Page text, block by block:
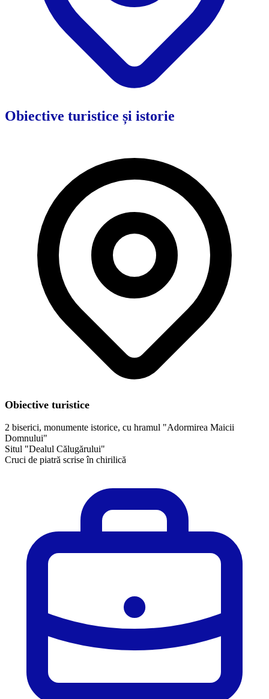
Obiective turistice și istorie
Obiective turistice
2 biserici, monumente istorice, cu hramul "Adormirea Maicii
Domnului"
Situl "Dealul Călugărului"
Cruci de piatră scrise în chirilică